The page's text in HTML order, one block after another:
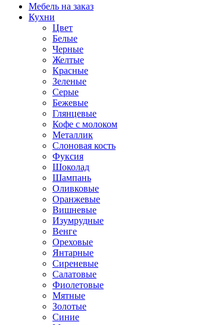
Мебель на заказ
Кухни
Цвет
Белые
Черные
Желтые
Красные
Зеленые
Серые
Бежевые
Глянцевые
Кофе с молоком
Металлик
Слоновая кость
Фуксия
Шоколад
Шампань
Оливковые
Оранжевые
Вишневые
Изумрудные
Венге
Ореховые
Янтарные
Сиреневые
Салатовые
Фиолетовые
Мятные
Золотые
Синие